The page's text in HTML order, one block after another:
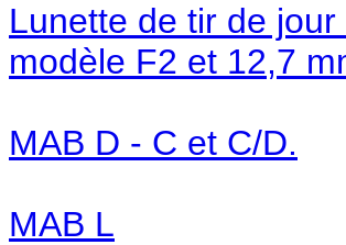
Lunette de tir de
modèle F2 et 12,7
MAB D - C et C/D.
MAB L